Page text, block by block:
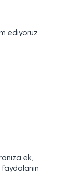
ediyoruz.
ek,